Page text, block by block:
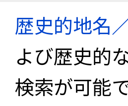
歴史的地名
よび歴史的
検索が可能で